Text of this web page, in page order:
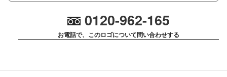
0120-962-165
お電話で、このロゴについて問い合わせする